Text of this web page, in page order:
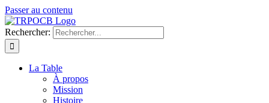
Passer au contenu
Rechercher:
La Table
À propos
Mission
Histoire